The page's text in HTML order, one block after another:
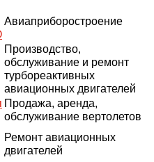
Авиаприборостроение
Производство,
обслуживание и ремонт
турбореактивных
авиационных двигателей
Продажа, аренда,
обслуживание вертолетов
Ремонт авиационных
двигателей